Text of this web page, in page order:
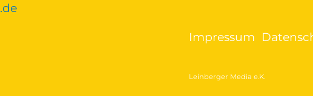
d
Impressum
Leinberger Media e.K.